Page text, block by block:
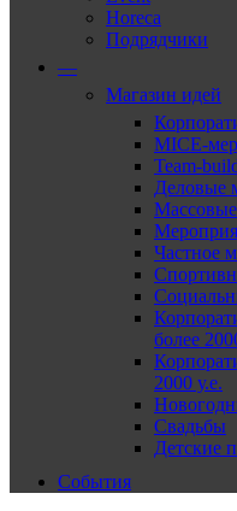
Horeca
Подрядчики
—
Магазин идей
MICE-
Team-
Деловые
Частное
более
2000 у.е.
Свадьбы
Детские
События